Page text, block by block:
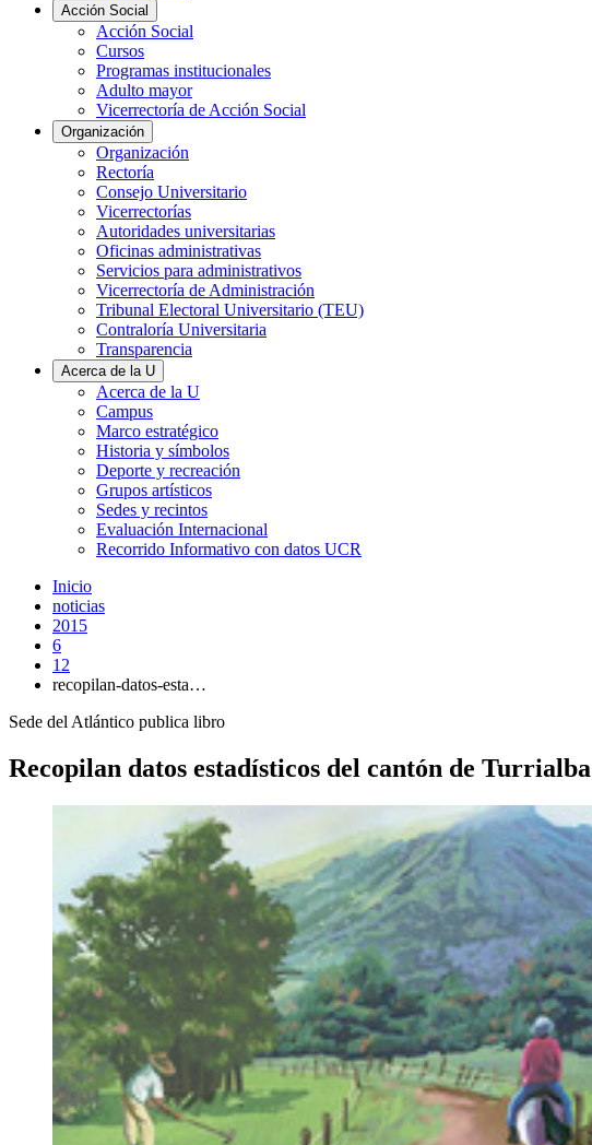
Acción Social
Acción Social
Cursos
Programas institucionales
Adulto mayor
Vicerrectoría de Acción Social
Organización
Organización
Rectoría
Consejo Universitario
Vicerrectorías
Autoridades universitarias
Oficinas administrativas
Servicios para administrativos
Vicerrectoría de Administración
Tribunal Electoral Universitario (TEU)
Contraloría Universitaria
Transparencia
Acerca de la U
Acerca de la U
Campus
Marco estratégico
Historia y símbolos
Deporte y recreación
Grupos artísticos
Sedes y recintos
Evaluación Internacional
Recorrido Informativo con datos UCR
Inicio
noticias
2015
6
12
recopilan-datos-esta…
Sede del Atlántico publica libro
Recopilan datos estadísticos del cantón de Turrialba